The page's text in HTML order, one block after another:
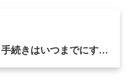
続きはいつまでにす…